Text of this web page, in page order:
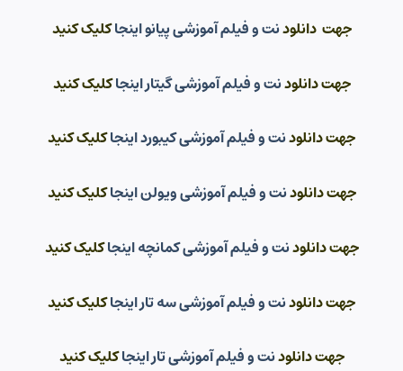
جهت دانلودنت و فیلم آموزشی پیانو اینجاکلیک کنید
جهت دانلودنت و فیلم آموزشی گیتار اینجاکلیک کنید
جهت دانلودنت و فیلم آموزشی کیبورد اینجاکلیک کنید
جهت دانلودنت و فیلم آموزشی ویولن اینجاکلیک کنید
جهت دانلودنت و فیلم آموزشی کمانچه اینجاکلیک کنید
جهت دانلودنت و فیلم آموزشی سه تار اینجاکلیک کنید
جهت دانلودنت و فیلم آموزشی تار اینجاکلیک کنید